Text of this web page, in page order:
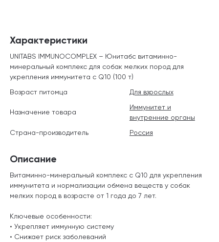
Описание
Витаминно-минеральный комплекс с Q10 для укрепления
иммунитета и нормализации обмена веществ у собак
мелких пород в возрасте от 1 года до 7 лет.
Ключевые особенности:
• Укрепляет иммунную систему
• Снижает риск заболеваний
Характеристики
UNITABS IMMUNOCOMPLEX – Юнитабс витаминно-
минеральный комплекс для собак мелких пород для
укрепления иммунитета с Q10 (100 т)
Возраст питомца
Для взрослых
Назначение товара
Иммунитет и
внутренние органы
Страна-производитель
Россия